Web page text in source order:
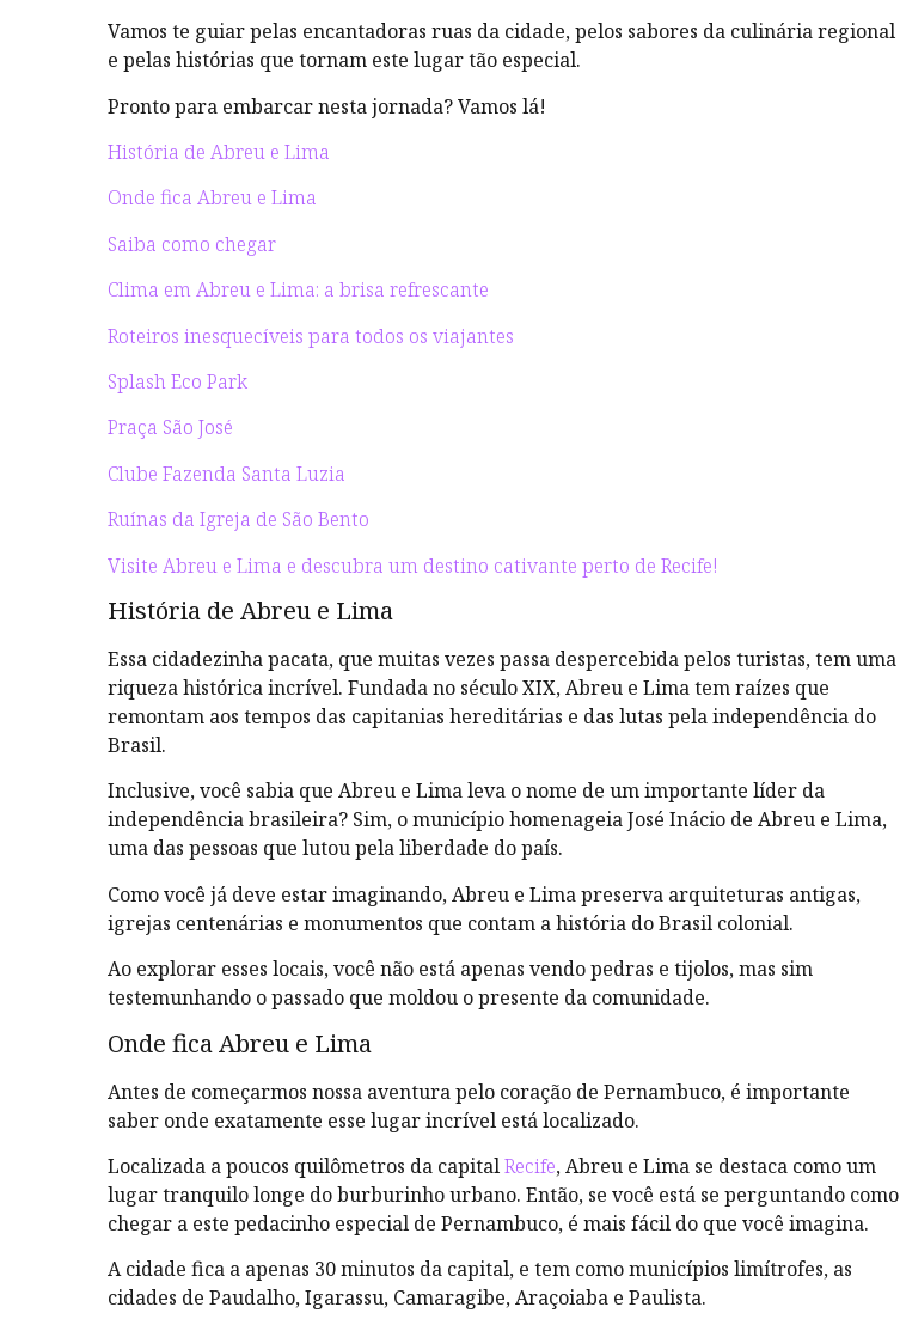
Vamos te guiar pelas encantadoras ruas da cidade, pelos sabores da culinária regional
e pelas histórias que tornam este lugar tão especial.
Pronto para embarcar nesta jornada? Vamos lá!
História de Abreu e Lima
Onde fica Abreu e Lima
Saiba como chegar
Clima em Abreu e Lima: a brisa refrescante
Roteiros inesquecíveis para todos os viajantes
Splash Eco Park
Praça São José
Clube Fazenda Santa Luzia
Ruínas da Igreja de São Bento
Visite Abreu e Lima e descubra um destino cativante perto de Recife!
História de Abreu e Lima
Essa cidadezinha pacata, que muitas vezes passa despercebida pelos turistas, tem uma
riqueza histórica incrível. Fundada no século XIX, Abreu e Lima tem raízes que
remontam aos tempos das capitanias hereditárias e das lutas pela independência do
Brasil.
Inclusive, você sabia que Abreu e Lima leva o nome de um importante líder da
independência brasileira? Sim, o município homenageia José Inácio de Abreu e Lima,
uma das pessoas que lutou pela liberdade do país.
Como você já deve estar imaginando, Abreu e Lima preserva arquiteturas antigas,
igrejas centenárias e monumentos que contam a história do Brasil colonial.
Ao explorar esses locais, você não está apenas vendo pedras e tijolos, mas sim
testemunhando o passado que moldou o presente da comunidade.
Onde fica Abreu e Lima
Antes de começarmos nossa aventura pelo coração de Pernambuco, é importante
saber onde exatamente esse lugar incrível está localizado.
Localizada a poucos quilômetros da capitalRecife, Abreu e Lima se destaca como um
lugar tranquilo longe do burburinho urbano. Então, se você está se perguntando como
chegar a este pedacinho especial de Pernambuco, é mais fácil do que você imagina.
A cidade fica a apenas 30 minutos da capital, e tem como municípios limítrofes, as
cidades de Paudalho, Igarassu, Camaragibe, Araçoiaba e Paulista.